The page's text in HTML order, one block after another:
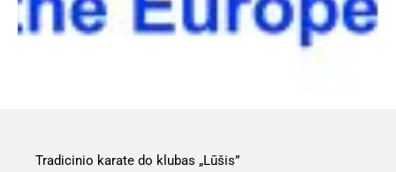
Tradicinio karate do klubas „Lūšis”